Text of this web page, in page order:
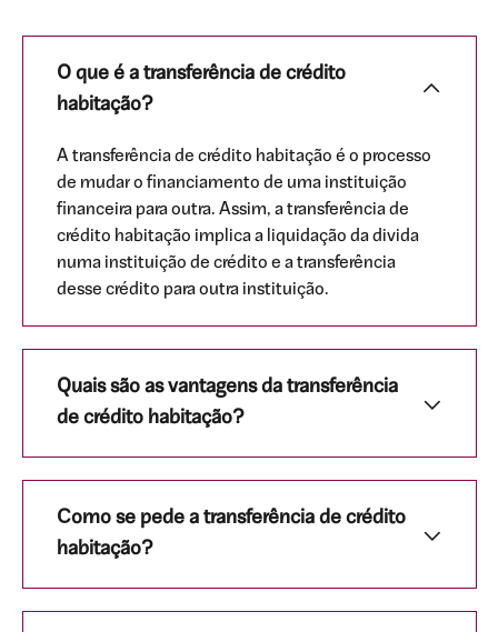
O que é a transferência de crédito
habitação?
A transferência de crédito habitação é o processo
de mudar o financiamento de uma instituição
financeira para outra. Assim, a transferência de
crédito habitação implica a liquidação da divida
numa instituição de crédito e a transferência
desse crédito para outra instituição.
Quais são as vantagens da transferência
de crédito habitação?
Como se pede a transferência de crédito
habitação?